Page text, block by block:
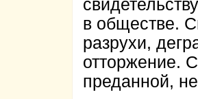
в обществе.
разрухи,
отторжение.
преданной,